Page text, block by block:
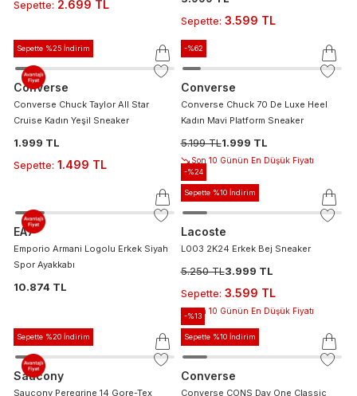
Sepette: 2.699 TL
Sepette: 3.599 TL
Sepette %25 İndirim
Converse
Converse Chuck Taylor All Star
Cruise Kadın Yeşil Sneaker
1.999 TL
Sepette: 1.499 TL
-%62
Converse
Converse Chuck 70 De Luxe Heel
Kadın Mavi Platform Sneaker
5.199 TL1.999 TL
Son 10 Günün En Düşük Fiyatı
EA7
Emporio Armani Logolu Erkek Siyah
Spor Ayakkabı
10.874 TL
-%24
Sepette %10 İndirim
Lacoste
L003 2K24 Erkek Bej Sneaker
5.250 TL3.999 TL
Sepette: 3.599 TL
Son 10 Günün En Düşük Fiyatı
Sepette %20 İndirim
Saucony
Saucony Peregrine 14 Gore-Tex
-%13
Sepette %10 İndirim
Converse
Converse CONS Day One Classic